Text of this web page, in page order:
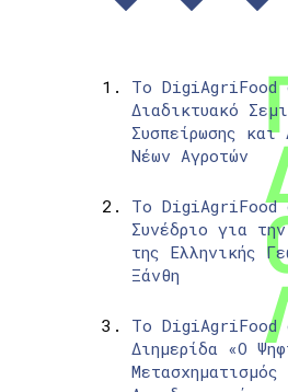
Το DigiAgriFood
Διαδικτυακό
Συσπείρωσης και
Νέων Αγροτών
Το DigiAgriFood
Συνέδριο για
της Ελληνικής
Ξάνθη
Το DigiAgriFood
Διημερίδα «Ο
Μετασχηματισμός